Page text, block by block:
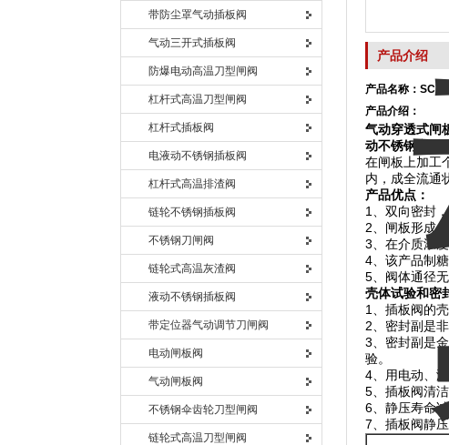
带防尘罩气动插板阀
气动三开式插板阀
防爆电动高温刀型闸阀
杠杆式高温刀型闸阀
杠杆式插板阀
电液动不锈钢插板阀
杠杆式高温排渣阀
链轮不锈钢插板阀
不锈钢刀闸阀
链轮式高温灰渣阀
液动不锈钢插板阀
带定位器气动调节刀闸阀
电动闸板阀
气动闸板阀
不锈钢伞齿轮刀型闸阀
链轮式高温刀型闸阀
产品介绍
产品名称：
产品介绍：
气动穿透式闸
动不锈钢穿透
在闸板上加工
内，成全流通
产品优点：
1、双向密封
2、闸板形成
3、在介质浓
4、该产品制
5、阀体通径
壳体试验和密
1、插板阀的
2、密封副是
3、密封副是
验。
4、用电动、
5、插板阀清
6、静压寿命
7、插板阀静